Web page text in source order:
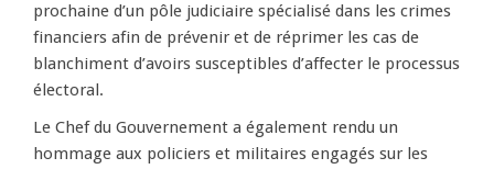
prochaine d’un pôle judiciaire spécialisé dans les crimes
financiers afin de prévenir et de réprimer les cas de
blanchiment d’avoirs susceptibles d’affecter le processus
électoral.
Le Chef du Gouvernement a également rendu un
hommage aux policiers et militaires engagés sur les